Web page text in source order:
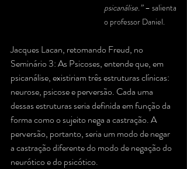
psicanálise.” – salienta
o professor Daniel.
Jacques Lacan, retomando Freud, no
Seminário 3: As Psicoses, entende que, em
psicanálise, existiriam três estruturas clínicas:
neurose, psicose e perversão. Cada uma
dessas estruturas seria definida em função da
forma como o sujeito nega a castração. A
perversão, portanto, seria um modo de negar
a castração diferente do modo de negação do
neurótico e do psicótico.